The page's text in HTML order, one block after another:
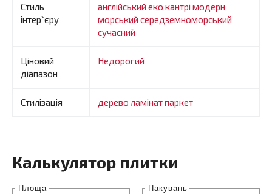
Стиль
інтер`єру
англійський еко кантрі модерн
морський середземноморський
сучасний
Ціновий
діапазон
Недорогий
Стилізація дерево ламінатпаркет
Калькулятор плитки
Площа Пакувань